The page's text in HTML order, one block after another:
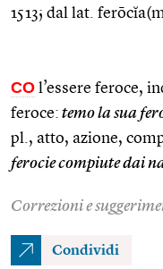
1513; dal lat.
CO l’essere feroce,
feroce: temo la sua
pl., atto, azione,
ferocie compiute dai
Correzioni e
Condividi